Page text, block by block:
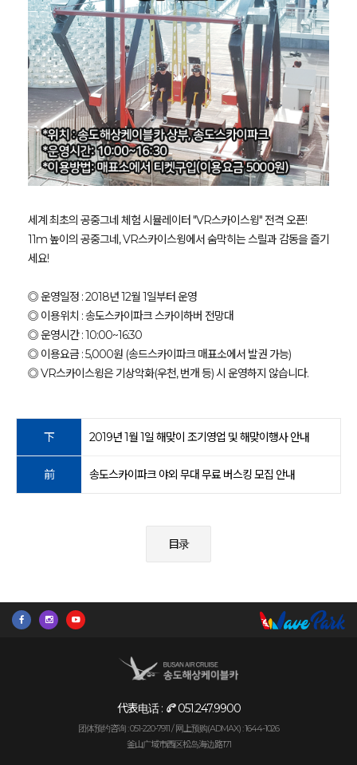
세계 최초의 공중그네 체험 시뮬레이터 "VR스카이스윙" 전격 오픈!
11m 높이의 공중그네, VR스카이스윙에서 숨막히는 스릴과 감동을 즐기
세요!
◎ 운영일정 : 2018년 12월 1일부터 운영
◎ 이용위치 : 송도스카이파크 스카이하버 전망대
◎ 운영시간 : 10:00~16:30
◎ 이용요금 : 5,000원 (송드스카이파크 매표소에서 발권 가능)
◎ VR스카이스윙은 기상악화(우천, 번개 등) 시 운영하지 않습니다.
下 2019년 1월 1일 해맞이 조기영업 및 해맞이행사 안내
前 송도스카이파크 야외 무대 무료 버스킹 모집 안내
目录
代表电话 : 051.247.9900
团体预约咨询 : 051-220-7911 / 网上预购(ADMAX) : 1644-1026
釜山广域市西区松岛海边路171